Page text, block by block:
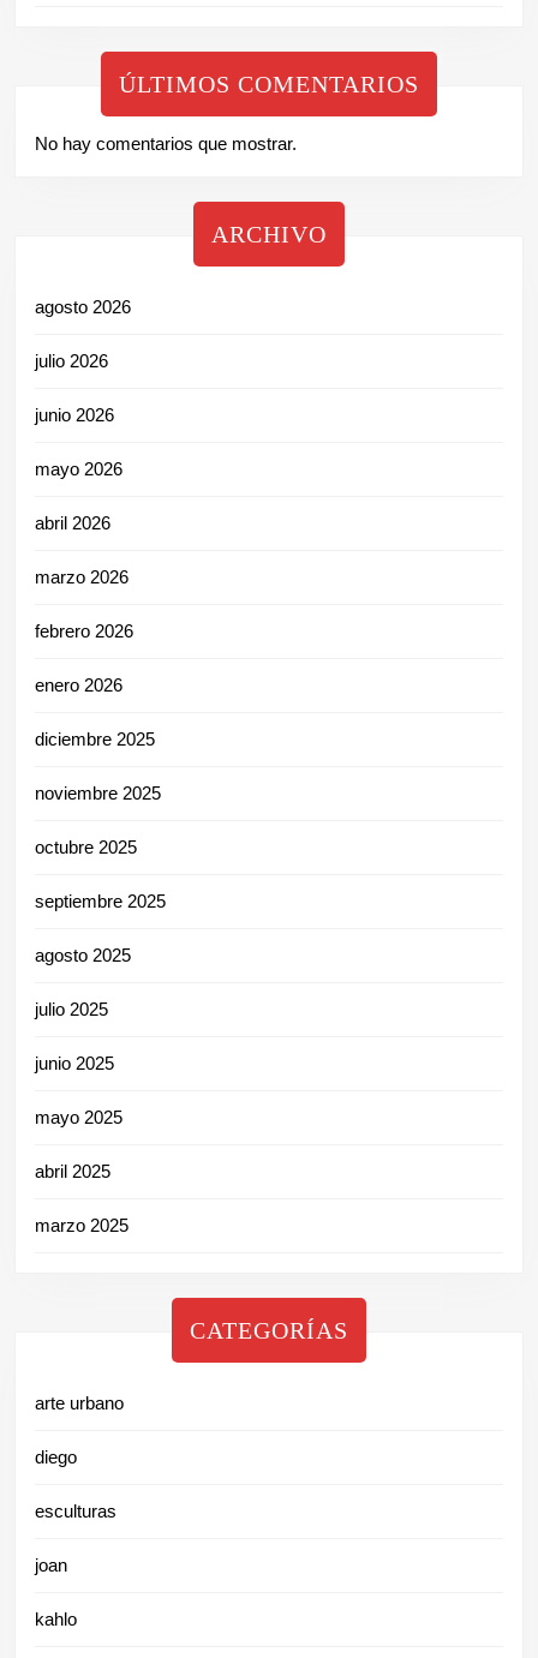
ÚLTIMOS COMENTARIOS
No hay comentarios que mostrar.
ARCHIVO
agosto 2026
julio 2026
junio 2026
mayo 2026
abril 2026
marzo 2026
febrero 2026
enero 2026
diciembre 2025
noviembre 2025
octubre 2025
septiembre 2025
agosto 2025
julio 2025
junio 2025
mayo 2025
abril 2025
marzo 2025
CATEGORÍAS
arte urbano
diego
esculturas
joan
kahlo